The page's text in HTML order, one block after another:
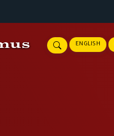
ENGLISH